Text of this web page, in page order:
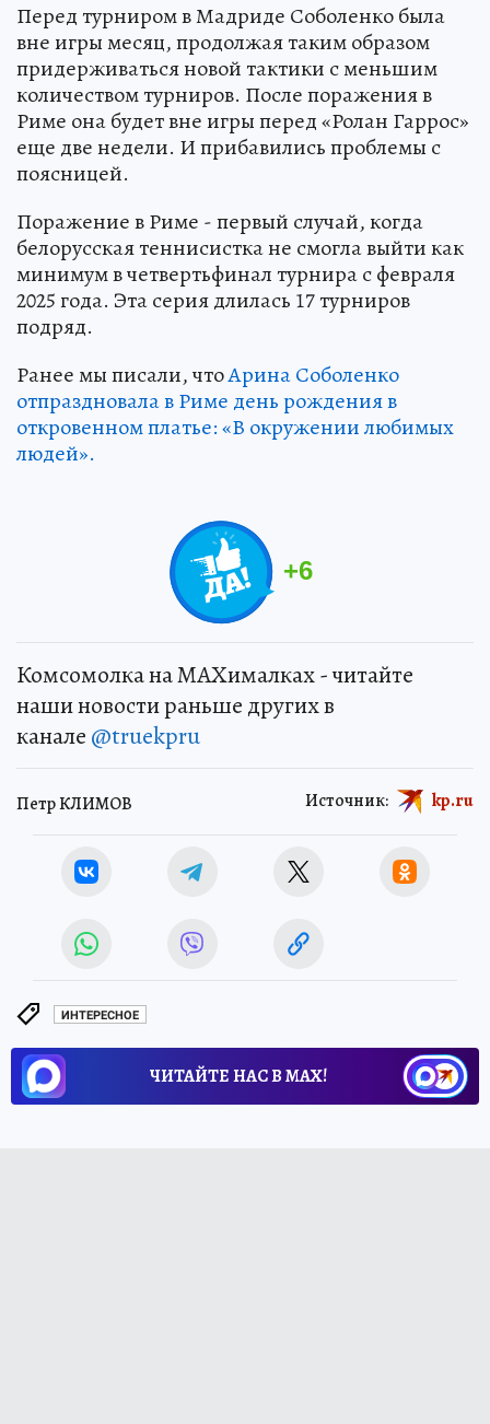
Перед турниром в Мадриде Соболенко была
вне игры месяц, продолжая таким образом
придерживаться новой тактики с меньшим
количеством турниров. После поражения в
Риме она будет вне игры перед «Ролан Гаррос»
еще две недели. И прибавились проблемы с
поясницей.
Поражение в Риме - первый случай, когда
белорусская теннисистка не смогла выйти как
минимум в четвертьфинал турнира с февраля
2025 года. Эта серия длилась 17 турниров
подряд.
Ранее мы писали, чтоАрина Соболенко
отпраздновала в Риме день рождения в
откровенном платье: «В окружении любимых
людей».
+6
Комсомолка на MAXималках - читайте
наши новости раньше других в
канале @truekpru
Петр КЛИМОВ Источник: kp.ru
ИНТЕРЕСНОЕ
ЧИТАЙТЕ НАС В МАХ!